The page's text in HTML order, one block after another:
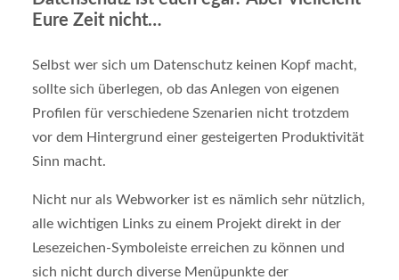
Eure Zeit nicht…
Selbst wer sich um Datenschutz keinen Kopf macht,
sollte sich überlegen, ob das Anlegen von eigenen
Profilen für verschiedene Szenarien nicht trotzdem
vor dem Hintergrund einer gesteigerten Produktivität
Sinn macht.
Nicht nur als Webworker ist es nämlich sehr nützlich,
alle wichtigen Links zu einem Projekt direkt in der
Lesezeichen-Symboleiste erreichen zu können und
sich nicht durch diverse Menüpunkte der